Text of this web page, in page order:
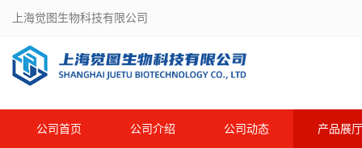
上海觉图生物科技有限公司
公司首页 公司介绍 公司动态 产品展厅